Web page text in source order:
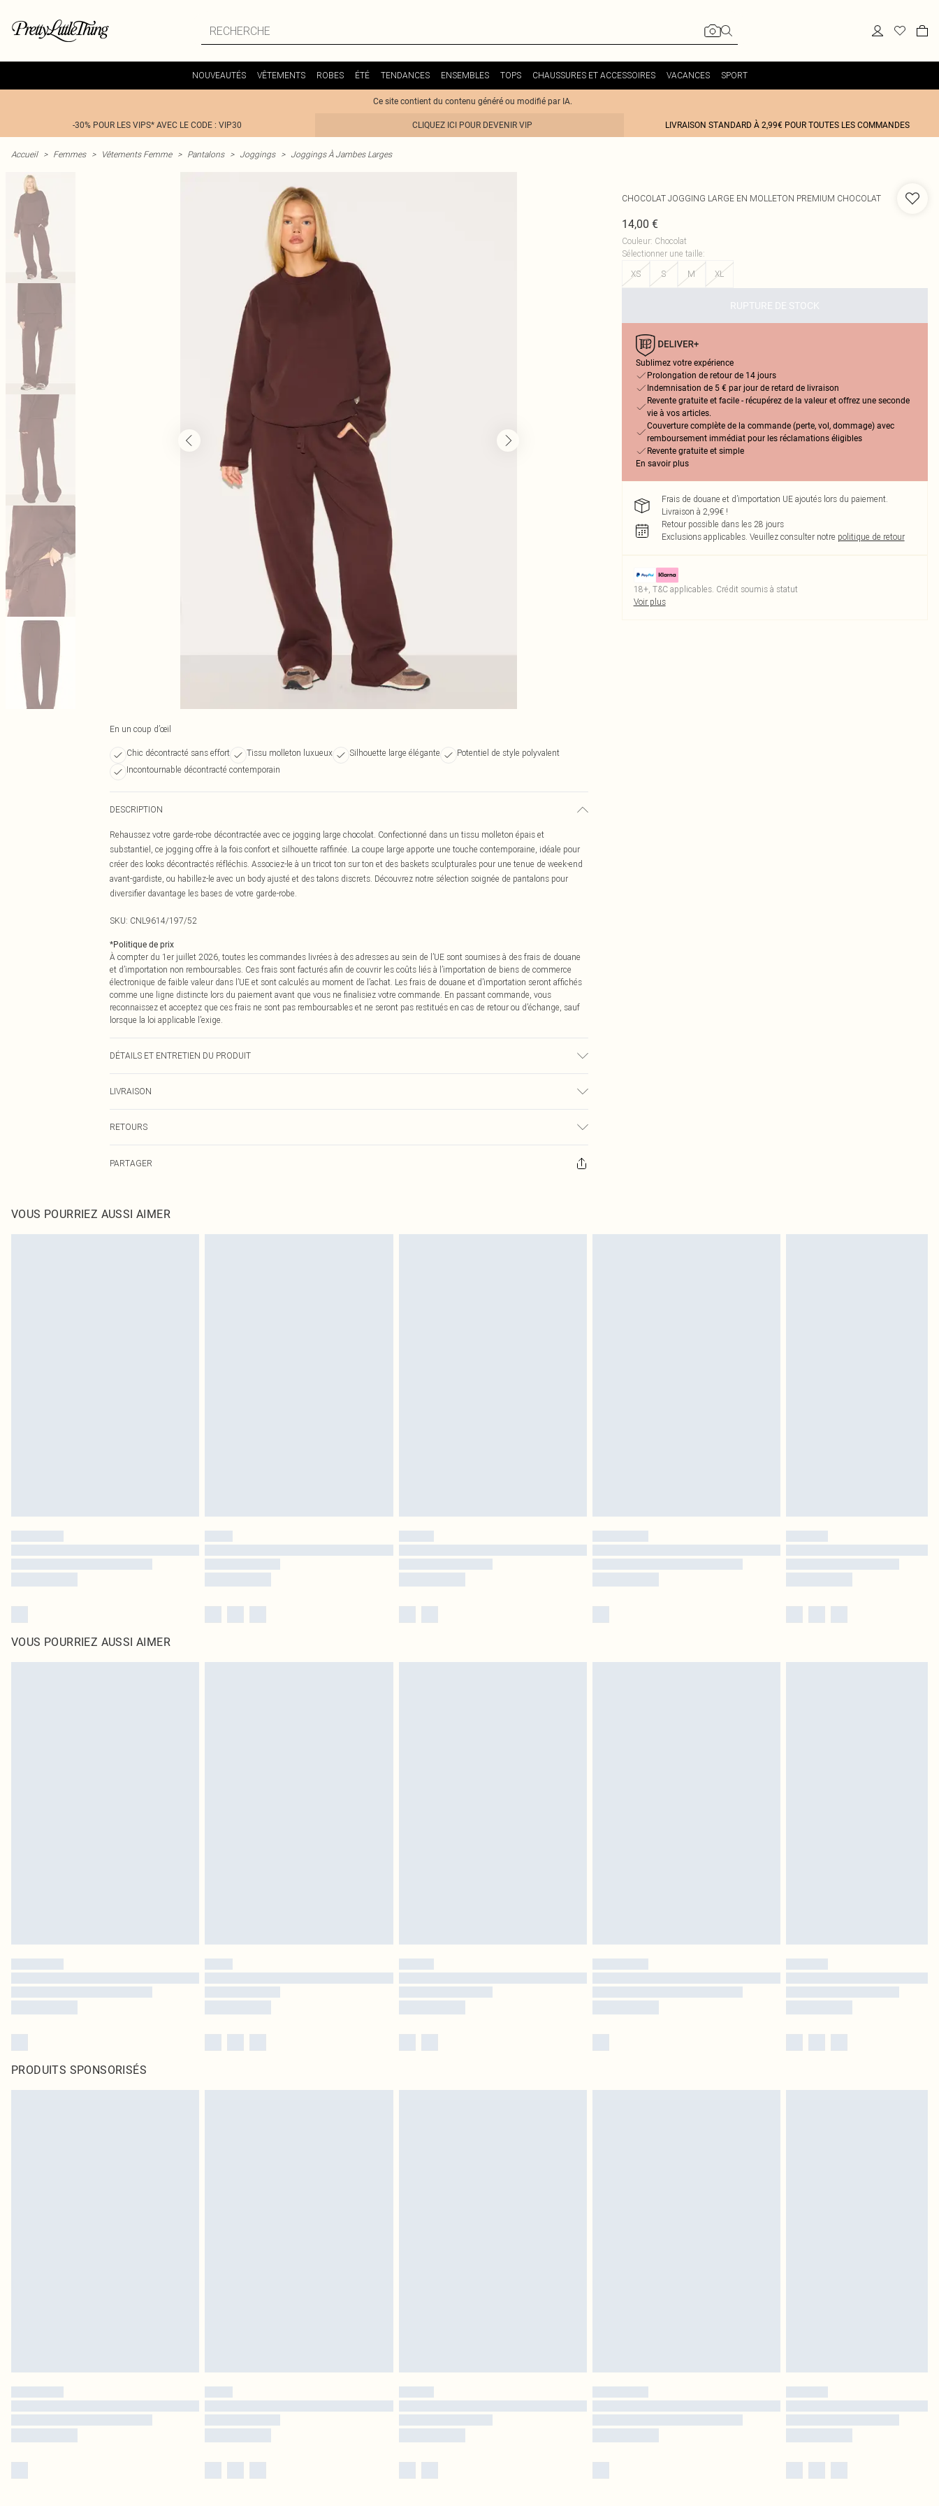
NOUVEAUTÉS VÊTEMENTS ROBES ÉTÉ TENDANCES ENSEMBLES TOPS CHAUSSURES ET ACCESSOIRES VACANCES SPORT
Ce site contient du contenu généré ou modifié par IA.
-30% POUR LES VIPS* AVEC LE CODE : VIP30 CLIQUEZ ICI POUR DEVENIR VIP LIVRAISON STANDARD À 2,99€ POUR TOUTES LES COMMANDES
Accueil > Femmes > Vêtements Femme > Pantalons > Joggings > Joggings À Jambes Larges
En un coup d’œil
Chic décontracté sans effort Tissu molleton luxueux Silhouette large élégante
Potentiel de style polyvalent
Incontournable décontracté contemporain
DESCRIPTION
Rehaussez votre garde-robe décontractée avec ce jogging large chocolat. Confectionné dans un tissu molleton épais et
substantiel, ce jogging offre à la fois confort et silhouette raffinée. La coupe large apporte une touche contemporaine, idéale pour
créer des looks décontractés réfléchis. Associez-le à un tricot ton sur ton et des baskets sculpturales pour une tenue de week-end
avant-gardiste, ou habillez-le avec un body ajusté et des talons discrets. Découvrez notre sélection soignée de pantalons pour
diversifier davantage les bases de votre garde-robe.
SKU: CNL9614/197/52
*Politique de prix
À compter du 1er juillet 2026, toutes les commandes livrées à des adresses au sein de l’UE sont soumises à des frais de douane
et d’importation non remboursables. Ces frais sont facturés afin de couvrir les coûts liés à l’importation de biens de commerce
électronique de faible valeur dans l’UE et sont calculés au moment de l’achat. Les frais de douane et d’importation seront affichés
comme une ligne distincte lors du paiement avant que vous ne finalisiez votre commande. En passant commande, vous
reconnaissez et acceptez que ces frais ne sont pas remboursables et ne seront pas restitués en cas de retour ou d’échange, sauf
lorsque la loi applicable l’exige.
DÉTAILS ET ENTRETIEN DU PRODUIT
LIVRAISON
€9.99
RETOURS
Veuillez noter que nous ne pouvons pas rembourser les masques tendance, les cosmétiques, les bijoux pour piercings, les jouets
également être essayées en intérieur. Les articles pour la maison, y compris le linge de lit, les matelas, les surmatelas et les
PARTAGER
CHOCOLAT JOGGING LARGE EN MOLLETON PREMIUM CHOCOLAT
14,00 €
Couleur: Chocolat
Sélectionner une taille:
XS
S M XL
RUPTURE DE STOCK
Sublimez votre expérience
Prolongation de retour de 14 jours
Indemnisation de 5 € par jour de retard de livraison
Revente gratuite et facile - récupérez de la valeur et offrez une seconde
vie à vos articles.
Couverture complète de la commande (perte, vol, dommage) avec
remboursement immédiat pour les réclamations éligibles
Revente gratuite et simple
En savoir plus
Frais de douane et d’importation UE ajoutés lors du paiement.
Livraison à 2,99€ !
Retour possible dans les 28 jours
Exclusions applicables. Veuillez consulter notre politique de retour
18+, T&C applicables. Crédit soumis à statut
Voir plus
VOUS POURRIEZ AUSSI AIMER
VOUS POURRIEZ AUSSI AIMER
PRODUITS SPONSORISÉS